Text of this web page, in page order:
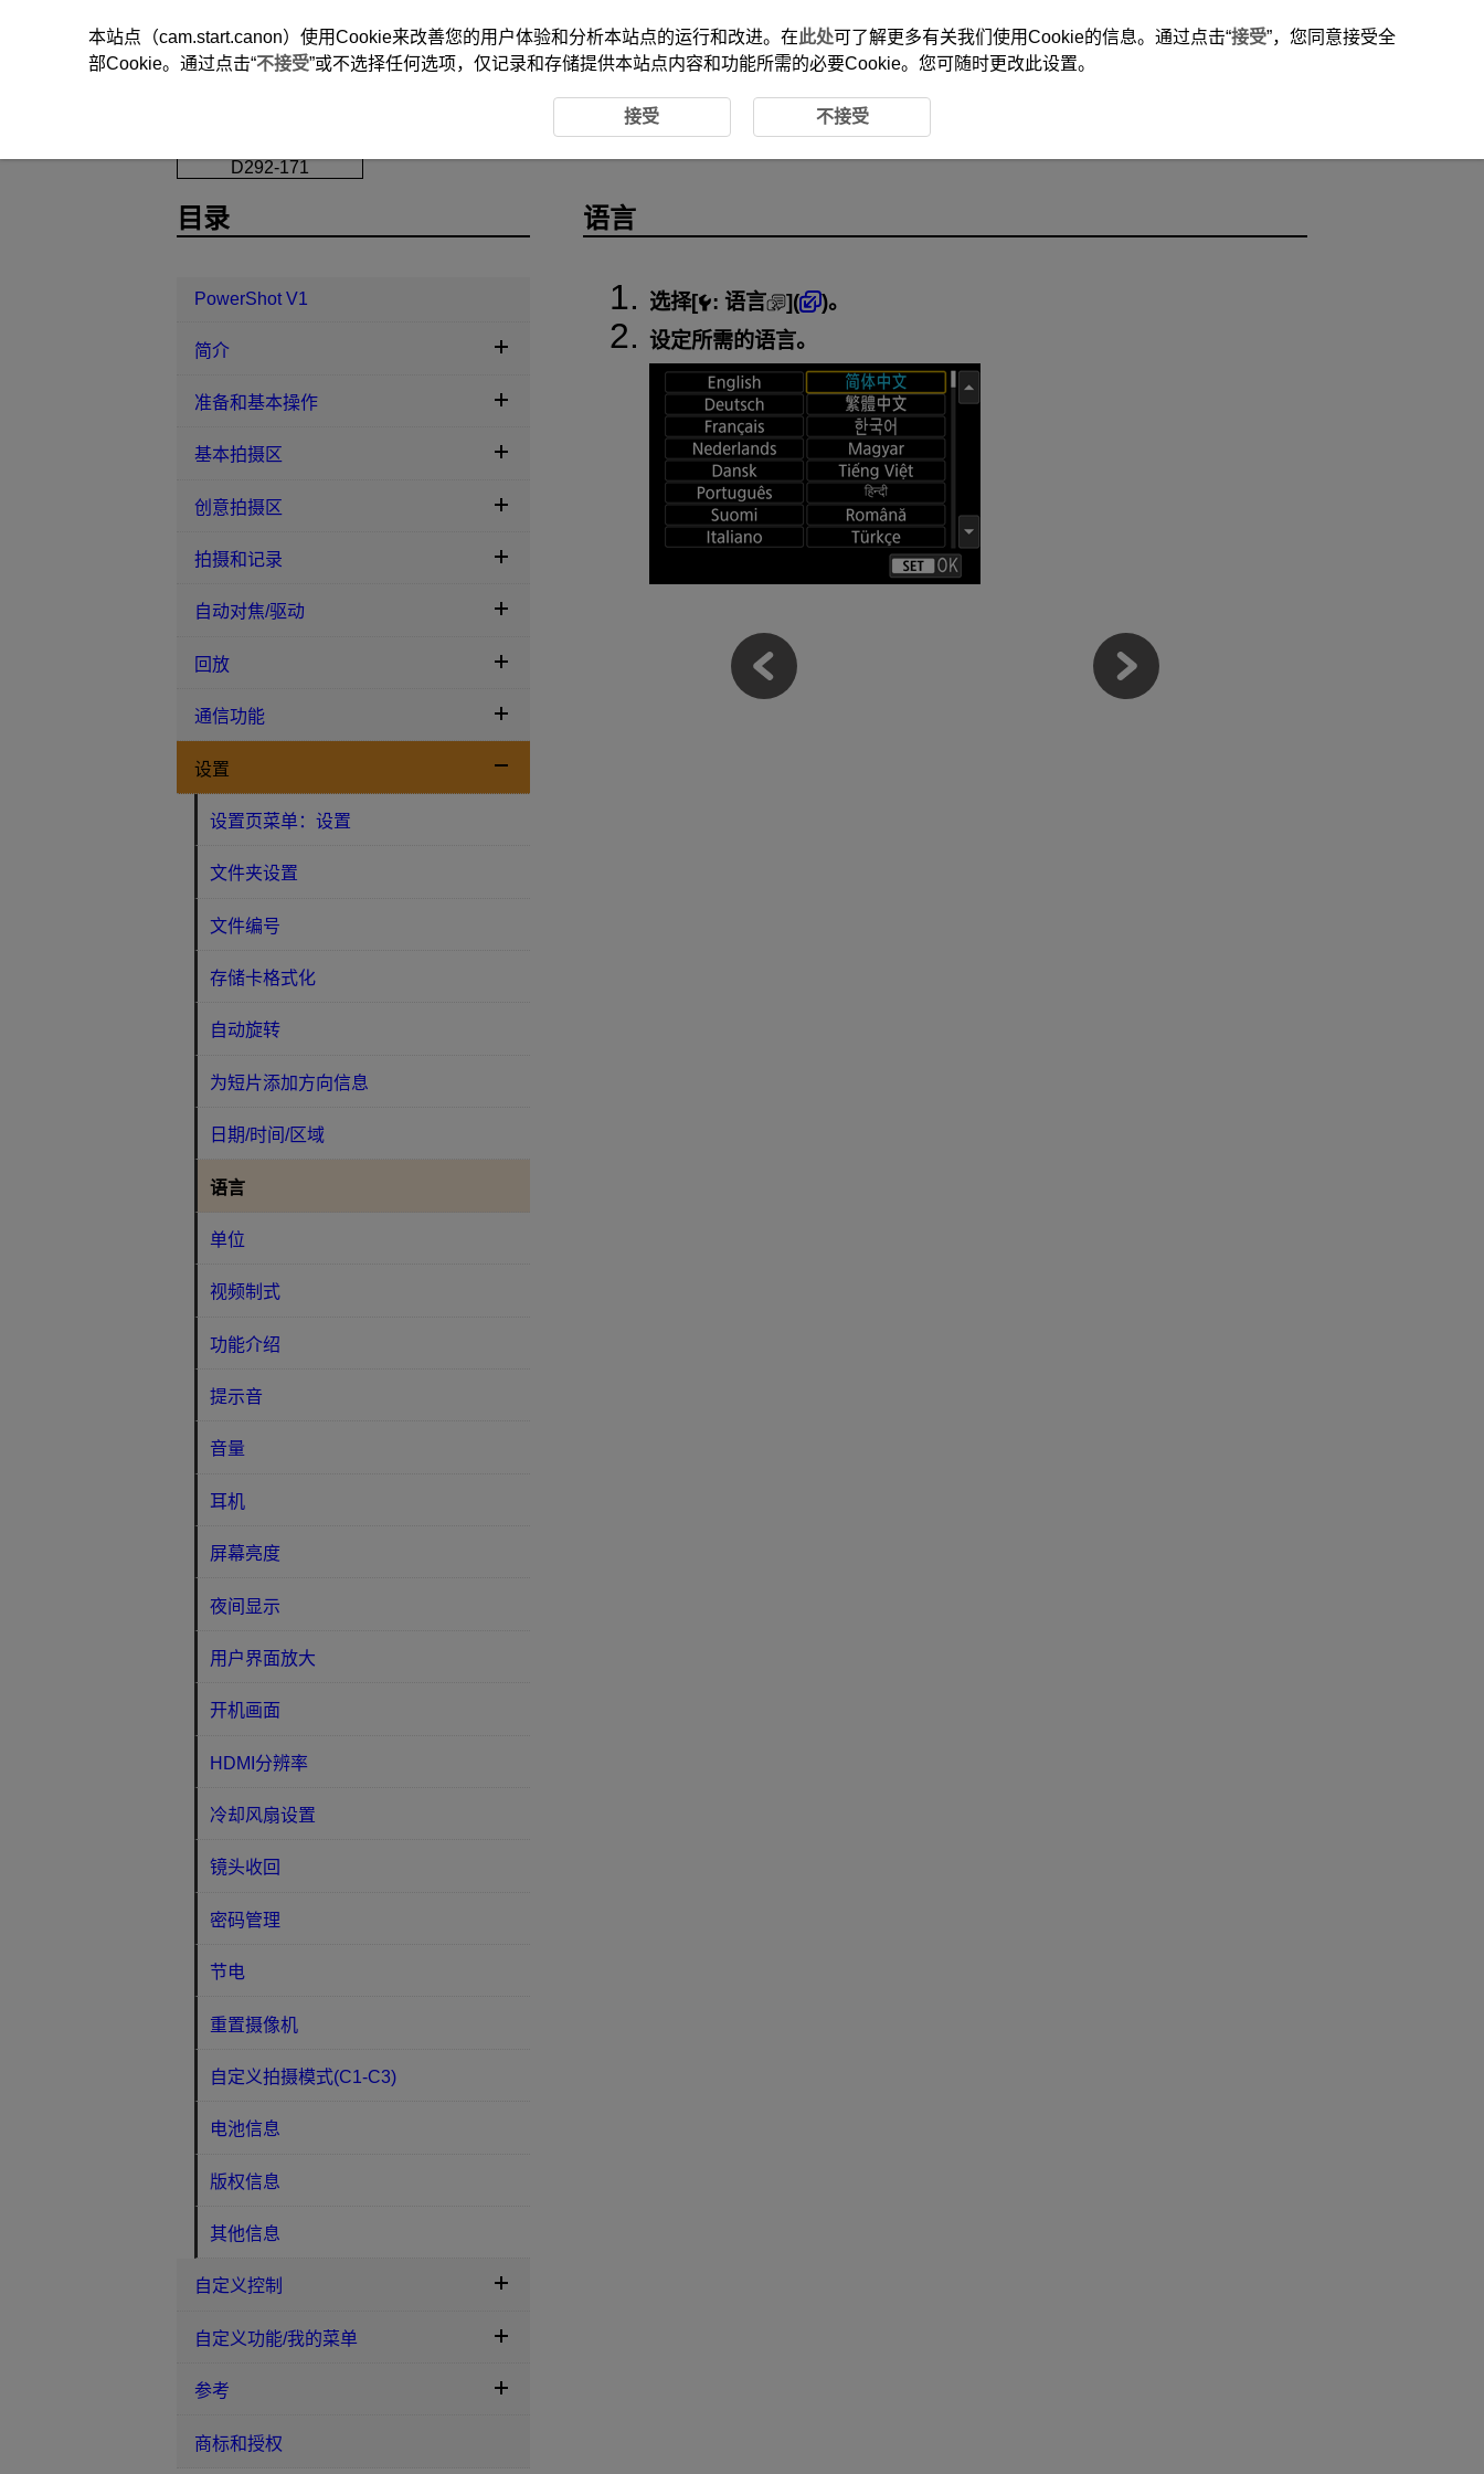
D292-171
语言
选择[ : 语言 ](
)。
设定所需的语言。
目录
PowerShot V1
简介
准备和基本操作
基本拍摄区
创意拍摄区
拍摄和记录
自动对焦/驱动
回放
通信功能
设置
设置页菜单：设置
文件夹设置
文件编号
存储卡格式化
自动旋转
为短片添加方向信息
日期/时间/区域
语言
单位
视频制式
功能介绍
提示音
音量
耳机
屏幕亮度
夜间显示
用户界面放大
开机画面
HDMI分辨率
冷却风扇设置
镜头收回
密码管理
节电
重置摄像机
自定义拍摄模式(C1-C3)
电池信息
版权信息
其他信息
自定义控制
自定义功能/我的菜单
参考
商标和授权
本站点（cam.start.canon）使用Cookie来改善您的用户体验和分析本站点的运行和改进。在此处可了解更多有关我们使用Cookie的信息。通过点击“接受”，您同意接受全
部Cookie。通过点击“不接受”或不选择任何选项，仅记录和存储提供本站点内容和功能所需的必要Cookie。您可随时更改此设置。
接受 不接受